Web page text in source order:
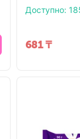
Доступно:
681₸